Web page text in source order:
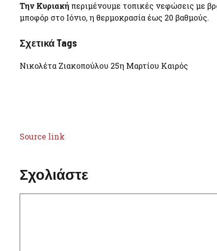
Την Κυριακή περιμένουμε τοπικές νεφώσεις με
μποφόρ στο Ιόνιο, η θερμοκρασία έως 20 βαθμούς.
Σχετικά Tags
Νικολέτα Ζιακοπούλου 25η Μαρτίου Καιρός
Source link
Σχολιάστε